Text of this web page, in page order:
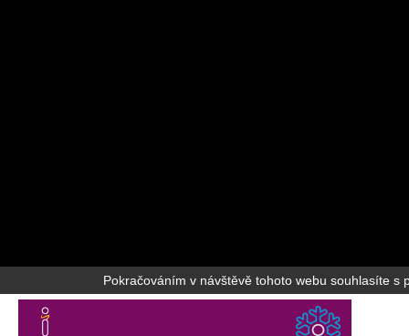
Pokračováním v návštěvě tohoto webu souhlasíte